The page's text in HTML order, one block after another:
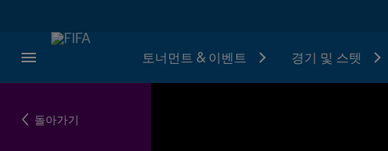
토너먼트 & 이벤트 경기 및 스텟
돌아가기